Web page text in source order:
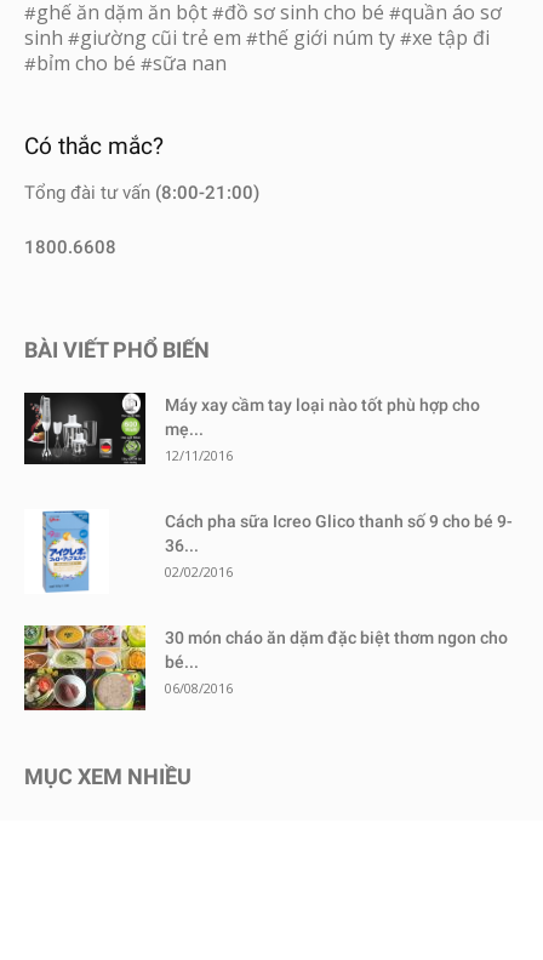
#ghế ăn dặm ăn bột #đồ sơ sinh cho bé #quần áo sơ
sinh #giường cũi trẻ em #thế giới núm ty #xe tập đi
#bỉm cho bé #sữa nan
Có thắc mắc?
Tổng đài tư vấn (8:00-21:00)
1800.6608
BÀI VIẾT PHỔ BIẾN
Máy xay cầm tay loại nào tốt phù hợp cho
mẹ...
12/11/2016
Cách pha sữa Icreo Glico thanh số 9 cho bé 9-
36...
02/02/2016
30 món cháo ăn dặm đặc biệt thơm ngon cho
bé...
06/08/2016
MỤC XEM NHIỀU